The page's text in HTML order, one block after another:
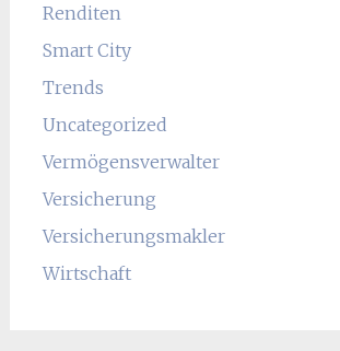
Renditen
Smart City
Trends
Uncategorized
Vermögensverwalter
Versicherung
Versicherungsmakler
Wirtschaft